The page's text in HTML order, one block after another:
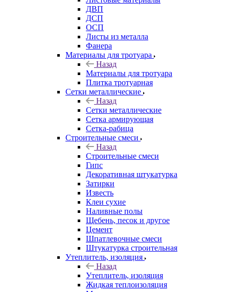
ДВП
ДСП
ОСП
Листы из металла
Фанера
Материалы для тротуара
Назад
Материалы для тротуара
Плитка тротуарная
Сетки металлические
Назад
Сетки металлические
Сетка армирующая
Сетка-рабица
Строительные смеси
Назад
Строительные смеси
Гипс
Декоративная штукатурка
Затирки
Известь
Клеи сухие
Наливные полы
Щебень, песок и другое
Цемент
Шпатлевочные смеси
Штукатурка строительная
Утеплитель, изоляция
Назад
Утеплитель, изоляция
Жидкая теплоизоляция